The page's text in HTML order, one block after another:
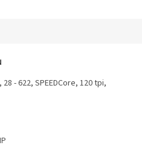
- 622, SPEEDCore, 120 tpi,